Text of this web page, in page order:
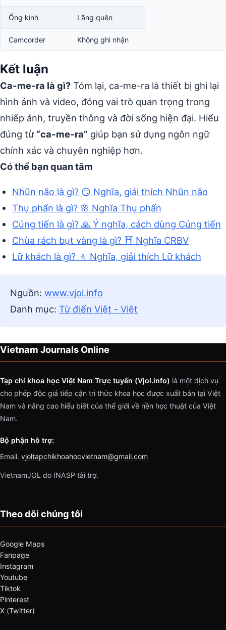
Ống kính Lãng quên
Camcorder Không ghi nhận
Kết luận
Ca-me-ra là gì? Tóm lại, ca-me-ra là thiết bị ghi lại
hình ảnh và video, đóng vai trò quan trọng trong
nhiếp ảnh, truyền thông và đời sống hiện đại. Hiểu
đúng từ “ca-me-ra” giúp bạn sử dụng ngôn ngữ
chính xác và chuyên nghiệp hơn.
Có thể bạn quan tâm
Nhũn não là gì? 😏 Nghĩa, giải thích Nhũn não
Thụ phấn là gì? 🌸 Nghĩa Thụ phấn
Cúng tiến là gì? 🙏 Ý nghĩa, cách dùng Cúng tiến
Chùa rách bụt vàng là gì? ⛩️ Nghĩa CRBV
Lữ khách là gì? 🚶 Nghĩa, giải thích Lữ khách
Nguồn: www.vjol.info
Danh mục: Từ điển Việt - Việt
Vietnam Journals Online
Tạp chí khoa học Việt Nam Trực tuyến (Vjol.info) là một dịch vụ
cho phép độc giả tiếp cận tri thức khoa học được xuất bản tại Việt
Nam và nâng cao hiểu biết của thế giới về nền học thuật của Việt
Nam.
Bộ phận hỗ trợ:
Email. vjoltapchikhoahocvietnam@gmail.com
VietnamJOL do INASP tài trợ.
Theo dõi chúng tôi
Google Maps
Fanpage
Instagram
Youtube
Tiktok
Pinterest
X (Twitter)